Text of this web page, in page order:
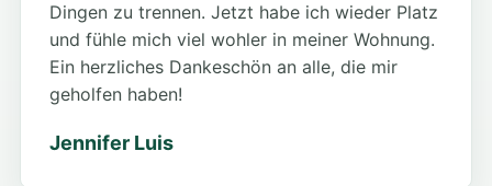
Dingen zu trennen. Jetzt habe ich wieder Platz
und fühle mich viel wohler in meiner Wohnung.
Ein herzliches Dankeschön an alle, die mir
geholfen haben!
Jennifer Luis